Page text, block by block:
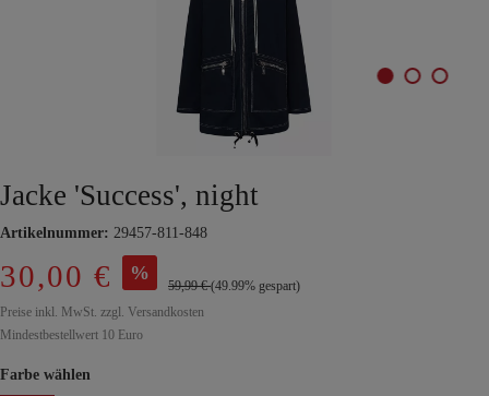
Jacke 'Success', night
Artikelnummer: 29457-811-848
30,00 € %
59,99 €(49.99% gespart)
Preise inkl. MwSt. zzgl. Versandkosten
Mindestbestellwert 10 Euro
Farbe wählen